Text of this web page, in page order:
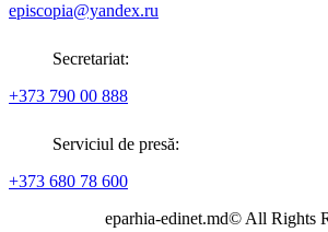
episcopia@yandex.ru
Secretariat:
+373 790 00 888
Serviciul de presă:
+373 680 78 600
eparhia-edinet.md© All Rights